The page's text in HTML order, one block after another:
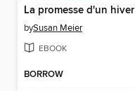
La promesse d'un hiver
bySusan Meier
EBOOK
BORROW